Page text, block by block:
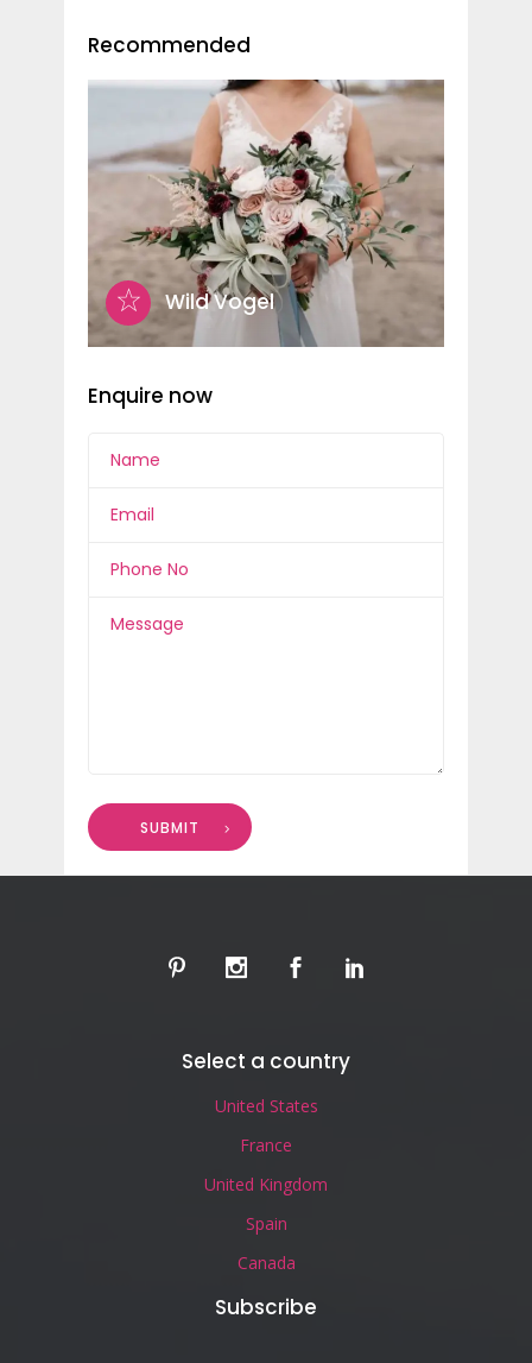
Recommended
Wild Vogel
Enquire now
SUBMIT
Select a country
United States
France
United Kingdom
Spain
Canada
Subscribe